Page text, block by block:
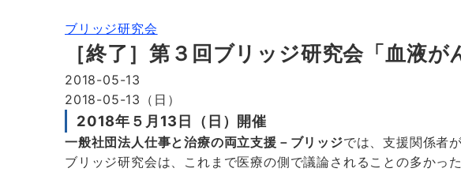
ブリッジ研究会
［終了］第３回ブリッジ研究会「血液が
2018-05-13
2018-05-13（日）
2018年５月13日（日）開催
一般社団法人仕事と治療の両立支援－ブリッジでは、支援関係者
ブリッジ研究会は、これまで医療の側で議論されることの多かっ